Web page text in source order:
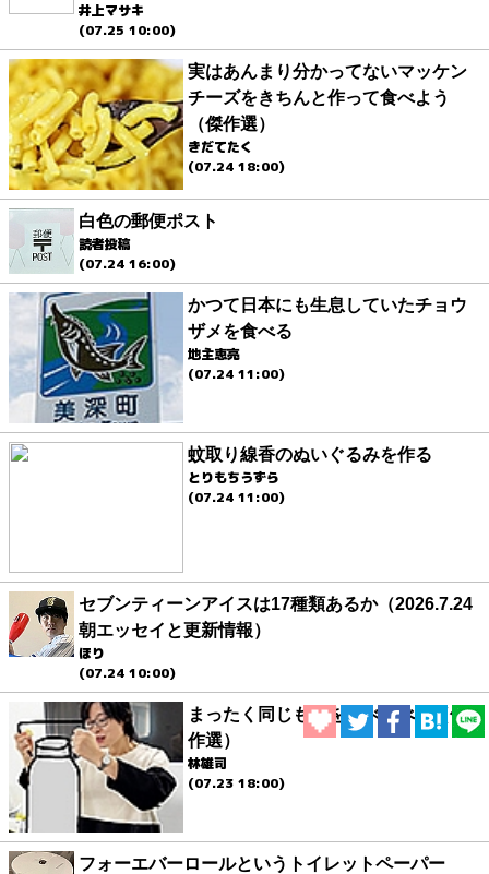
井上マサキ
(07.25 10:00)
実はあんまり分かってないマッケン
チーズをきちんと作って食べよう
（傑作選）
きだてたく
(07.24 18:00)
白色の郵便ポスト
読者投稿
(07.24 16:00)
かつて日本にも生息していたチョウ
ザメを食べる
地主恵亮
(07.24 11:00)
蚊取り線香のぬいぐるみを作る
とりもちうずら
(07.24 11:00)
セブンティーンアイスは17種類あるか（2026.7.24
朝エッセイと更新情報）
ほり
(07.24 10:00)
まったく同じものを食べ比べる（傑
作選）
林雄司
(07.23 18:00)
フォーエバーロールというトイレットペーパー